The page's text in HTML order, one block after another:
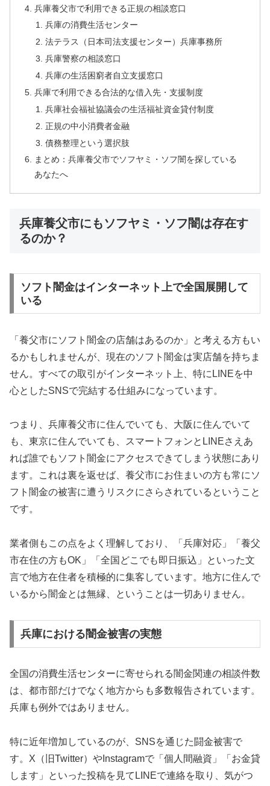
兵庫養父市で利用できる正規の相談窓口
兵庫の消費生活センター
法テラス（日本司法支援センター）兵庫事務所
兵庫警察の相談窓口
兵庫の生活困窮者自立支援窓口
兵庫で利用できる合法的な借入先・支援制度
兵庫社会福祉協議会の生活福祉資金貸付制度
正規の中小消費者金融
債務整理という選択肢
まとめ：兵庫養父市でソフヤミ・ソフ闇を探している
あなたへ
兵庫養父市にもソフヤミ・ソフ闇は存在す
るのか？
ソフト闇金はインターネット上で全国展開して
いる
「養父市にソフト闇金の店舗はあるのか」と考える方もい
るかもしれませんが、現在のソフト闇金は実店舗を持ちま
せん。すべての取引がインターネット上、特にLINEを中
心としたSNSで完結する仕組みになっています。
つまり、兵庫養父市に住んでいても、大阪に住んでいて
も、東京に住んでいても、スマートフォンとLINEさえあ
れば誰でもソフト闇金にアクセスできてしまう状態にあり
ます。これは裏を返せば、養父市にお住まいの方も常にソ
フト闇金の被害に遭うリスクにさらされているということ
です。
業者側もこの点をよく理解しており、「兵庫対応」「養父
市在住の方もOK」「全国どこでも即日振込」といった文
言で地方在住者を積極的に集客しています。地方に住んで
いるから闇金とは無縁、ということは一切ありません。
兵庫における闇金被害の実態
全国の消費生活センターに寄せられる闇金関連の相談件数
は、都市部だけでなく地方からも多数報告されています。
兵庫も例外ではありません。
特に近年増加しているのが、SNSを通じた闘金被害で
す。X（旧Twitter）やInstagramで「個人間融資」「お金貸
します」といった投稿を見てLINEで連絡を取り、気がつ